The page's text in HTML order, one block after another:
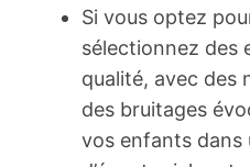
Si vous optez
sélectionnez des
qualité, avec des
des bruitages
vos enfants dans